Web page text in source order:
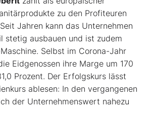
zu den Profiteuren
Jahren kann das Unternehmen
stetig ausbauen und ist zudem
Selbst im Corona-Jahr
Eidgenossen ihre Marge um 170
Prozent. Der Erfolgskurs lässt
ablesen: In den vergangenen
der Unternehmenswert nahezu